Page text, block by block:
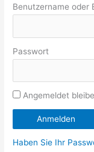
Benutzername oder
Passwort
Angemeldet
Haben Sie Ihr